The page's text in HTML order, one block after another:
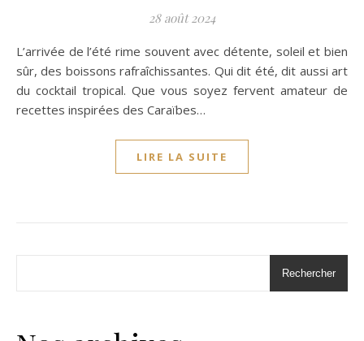
28 août 2024
L’arrivée de l’été rime souvent avec détente, soleil et bien
sûr, des boissons rafraîchissantes. Qui dit été, dit aussi art
du cocktail tropical. Que vous soyez fervent amateur de
recettes inspirées des Caraïbes…
LIRE LA SUITE
Rechercher